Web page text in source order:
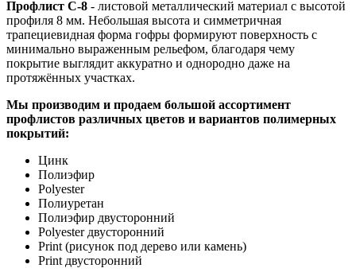
Профлист С-8 - листовой металлический материал с высотой
профиля 8 мм. Небольшая высота и симметричная
трапециевидная форма гофры формируют поверхность с
минимально выраженным рельефом, благодаря чему
покрытие выглядит аккуратно и однородно даже на
протяжённых участках.
Мы производим и продаем большой ассортимент
профлистов различных цветов и вариантов полимерных
покрытий:
Цинк
Полиэфир
Polyester
Полиуретан
Полиэфир двусторонний
Polyester двусторонний
Print (рисунок под дерево или камень)
Print двусторонний